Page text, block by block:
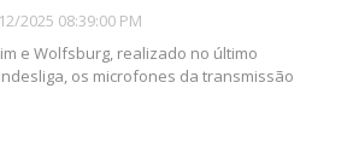
2025 08:39:00 PM
e Wolfsburg, realizado no último
os microfones da transmissão